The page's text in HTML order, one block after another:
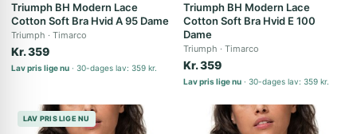
Triumph BH Modern Lace
Cotton Soft Bra Hvid A 95 Dame
Triumph Timarco
Kr. 359
Lav pris lige nu 30-dages lav: 359 kr.
Triumph BH Modern Lace
Cotton Soft Bra Hvid E 100
Dame
Triumph Timarco
Kr. 359
Lav pris lige nu 30-dages lav: 359 kr.
LAV PRIS LIGE NU